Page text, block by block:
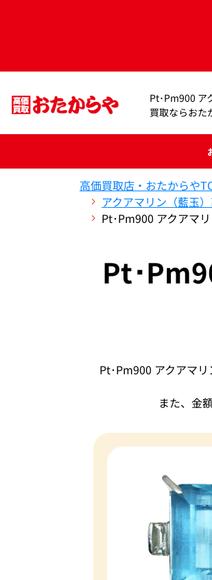
Pt･Pm900 ア
買取ならおた
高価買取店・おたからや
アクアマリン（藍玉
Pt･Pm900 アクアマ
Pt･
Pt･Pm900 アクアマ
また、金